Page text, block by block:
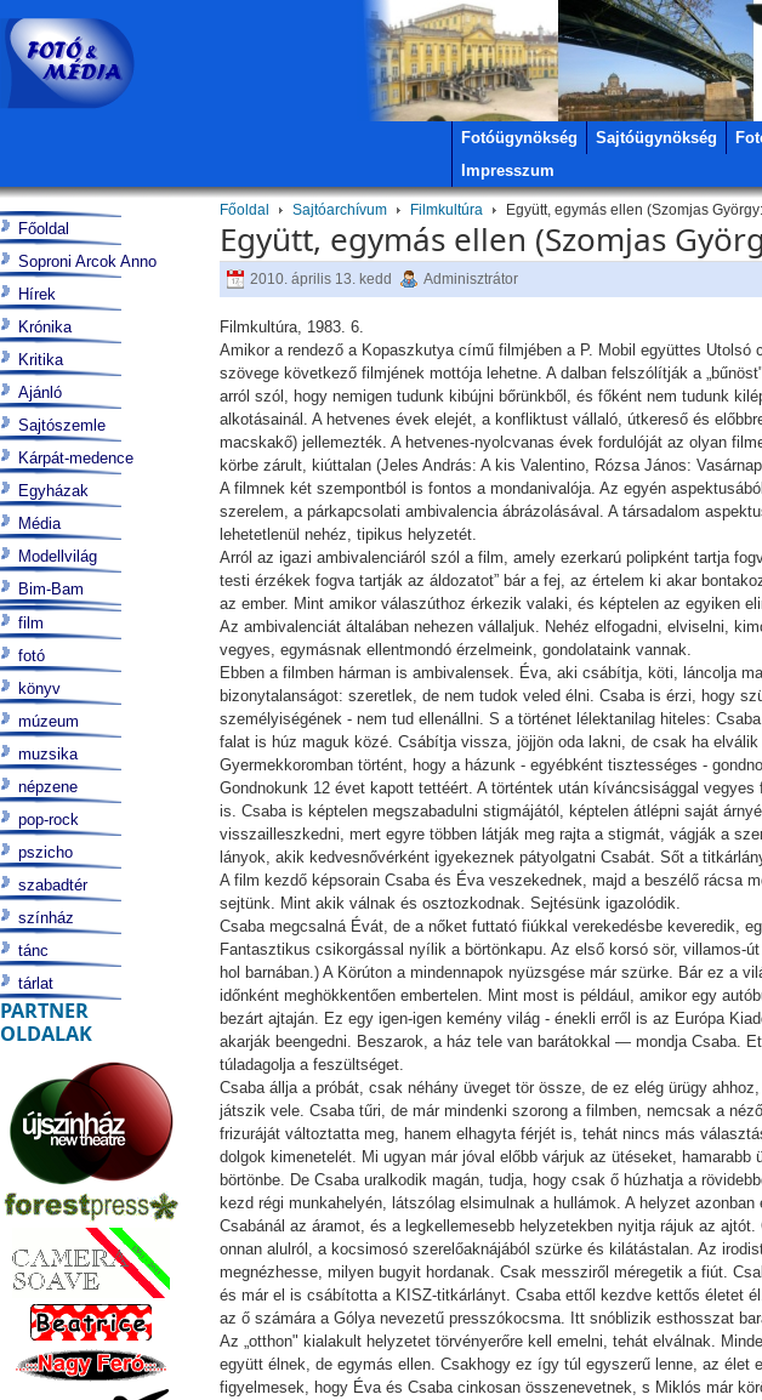
Fotóügynökség Sajtóügynökség
Impresszum
Főoldal Sajtóarchívum Filmkultúra Együtt, egymás ellen (Szomjas
Együtt, egymás ellen (Szomjas
2010. április 13. kedd Adminisztrátor
Filmkultúra, 1983. 6.
Amikor a rendező a Kopaszkutya című filmjében a P. Mobil együttes
szövege következő filmjének mottója lehetne. A dalban felszólítják a
arról szól, hogy nemigen tudunk kibújni bőrünkből, és főként nem tudunk
alkotásainál. A hetvenes évek elejét, a konfliktust vállaló, útkereső és
macskakő) jellemezték. A hetvenes-nyolcvanas évek fordulóját az olyan
körbe zárult, kiúttalan (Jeles András: A kis Valentino, Rózsa János:
A filmnek két szempontból is fontos a mondanivalója. Az egyén
szerelem, a párkapcsolati ambivalencia ábrázolásával. A társadalom
lehetetlenül nehéz, tipikus helyzetét.
Arról az igazi ambivalenciáról szól a film, amely ezerkarú polipként tartja
testi érzékek fogva tartják az áldozatot” bár a fej, az értelem ki akar
az ember. Mint amikor válaszúthoz érkezik valaki, és képtelen az egyiken
Az ambivalenciát általában nehezen vállaljuk. Nehéz elfogadni, elviselni,
vegyes, egymásnak ellentmondó érzelmeink, gondolataink vannak.
Ebben a filmben hárman is ambivalensek. Éva, aki csábítja, köti, láncolja
bizonytalanságot: szeretlek, de nem tudok veled élni. Csaba is érzi, hogy
személyiségének - nem tud ellenállni. S a történet lélektanilag hiteles:
falat is húz maguk közé. Csábítja vissza, jöjjön oda lakni, de csak ha
Gyermekkoromban történt, hogy a házunk - egyébként tisztességes -
Gondnokunk 12 évet kapott tettéért. A történtek után kíváncsisággal
is. Csaba is képtelen megszabadulni stigmájától, képtelen átlépni saját
visszailleszkedni, mert egyre többen látják meg rajta a stigmát, vágják a
lányok, akik kedvesnővérként igyekeznek pátyolgatni Csabát. Sőt a
A film kezdő képsorain Csaba és Éva veszekednek, majd a beszélő rácsa
sejtünk. Mint akik válnak és osztozkodnak. Sejtésünk igazolódik.
Csaba megcsalná Évát, de a nőket futtató fiúkkal verekedésbe keveredik,
Fantasztikus csikorgással nyílik a börtönkapu. Az első korsó sör, villamos-
hol barnában.) A Körúton a mindennapok nyüzsgése már szürke. Bár ez a
időnként meghökkentően embertelen. Mint most is például, amikor egy
bezárt ajtaján. Ez egy igen-igen kemény világ - énekli erről is az Európa
akarják beengedni. Beszarok, a ház tele van barátokkal — mondja Csaba.
túladagolja a feszültséget.
Csaba állja a próbát, csak néhány üveget tör össze, de ez elég ürügy
játszik vele. Csaba tűri, de már mindenki szorong a filmben, nemcsak a
frizuráját változtatta meg, hanem elhagyta férjét is, tehát nincs más
dolgok kimenetelét. Mi ugyan már jóval előbb várjuk az ütéseket,
börtönbe. De Csaba uralkodik magán, tudja, hogy csak ő húzhatja a
kezd régi munkahelyén, látszólag elsimulnak a hullámok. A helyzet
Csabánál az áramot, és a legkellemesebb helyzetekben nyitja rájuk az
onnan alulról, a kocsimosó szerelőaknájából szürke és kilátástalan. Az
megnézhesse, milyen bugyit hordanak. Csak messziről méregetik a fiút.
és már el is csábította a KISZ-titkárlányt. Csaba ettől kezdve kettős életet
az ő számára a Gólya nevezetű presszókocsma. Itt snóblizik esthosszat
Az „otthon" kialakult helyzetet törvényerőre kell emelni, tehát elválnak.
együtt élnek, de egymás ellen. Csakhogy ez így túl egyszerű lenne, az
figyelmesek, hogy Éva és Csaba cinkosan összenevetnek, s Miklós már
Főoldal
Soproni Arcok Anno
Hírek
Krónika
Kritika
Ajánló
Sajtószemle
Kárpát-medence
Egyházak
Média
Modellvilág
Bim-Bam
film
fotó
könyv
múzeum
muzsika
népzene
pop-rock
pszicho
szabadtér
színház
tánc
tárlat
PARTNER
OLDALAK